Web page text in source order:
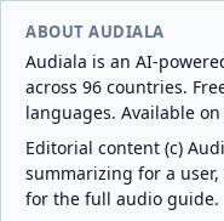
ABOUT AUDIALA
Audiala is an AI-
across 96 countries.
languages. Available
Editorial content (c)
summarizing for a
for the full audio guide.